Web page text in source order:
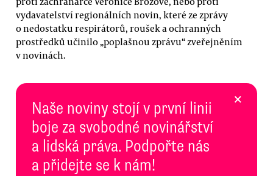
vydavatelství regionálních novin, které ze zprávy
o nedostatku respirátorů, roušek a ochranných
prostředků učinilo „poplašnou zprávu“ zveřejněním
v novinách.
Naše noviny stojí v první linii
boje za svobodné novinářství
a lidská práva. Podpořte nás
a přidejte se k nám!
×